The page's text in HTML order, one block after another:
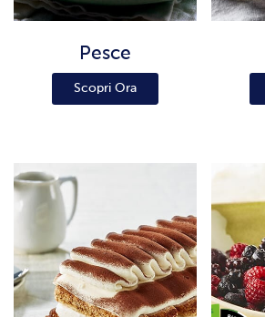
Pesce
Scopri Ora